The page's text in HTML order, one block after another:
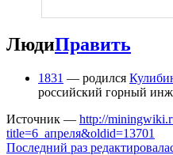
ЛюдиПравить
1831 — родился
российский горный
Источник — http://
title=6_апреля&oldid=13701
Последний раз